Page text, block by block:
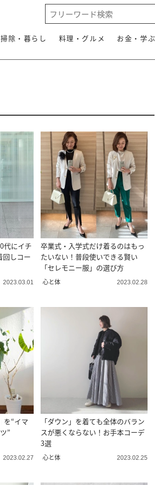
掃除・暮らし 料理・グルメ お金・学ぶ
代にイチ
回しコー
2023.03.01
卒業式・入学式だけ着るのはもっ
たいない！普段使いできる賢い
「セレモニー服」の選び方
心と体 2023.02.28
を“イマ
”
2023.02.27
「ダウン」を着ても全体のバラン
スが悪くならない！お手本コーデ
3選
心と体 2023.02.25